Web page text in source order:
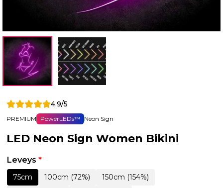
4.9/5
PREMIUM PowerLEDs™ Neon Sign
LED Neon Sign Women Bikini
Leveys *
75cm 100cm (72%)
150cm (154%)